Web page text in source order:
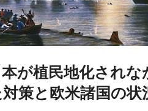
が植民地化され
策と欧米諸国の状